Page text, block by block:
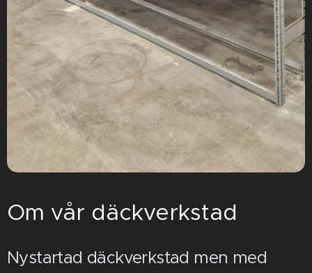
Om vår däckverkstad
Nystartad däckverkstad men med